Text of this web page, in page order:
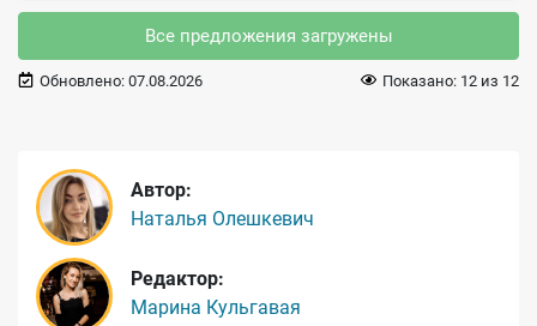
Все предложения загружены
Обновлено: 07.08.2026 Показано: 12 из 12
Автор:
Наталья Олешкевич
Редактор:
Марина Кульгавая